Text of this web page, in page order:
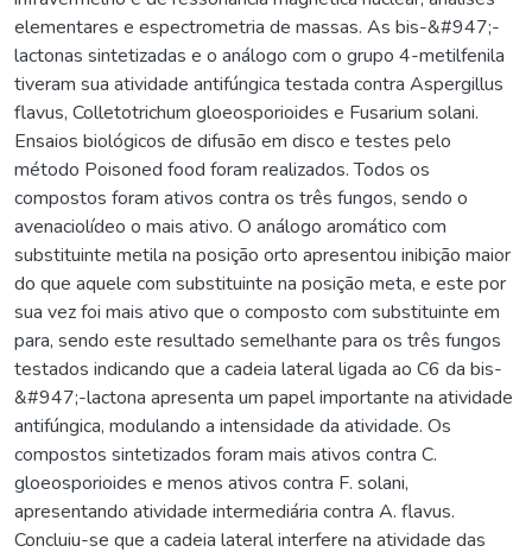
elementares e espectrometria de massas. As bis-&#947;-
lactonas sintetizadas e o análogo com o grupo 4-metilfenila
tiveram sua atividade antifúngica testada contra Aspergillus
flavus, Colletotrichum gloeosporioides e Fusarium solani.
Ensaios biológicos de difusão em disco e testes pelo
método Poisoned food foram realizados. Todos os
compostos foram ativos contra os três fungos, sendo o
avenaciolídeo o mais ativo. O análogo aromático com
substituinte metila na posição orto apresentou inibição maior
do que aquele com substituinte na posição meta, e este por
sua vez foi mais ativo que o composto com substituinte em
para, sendo este resultado semelhante para os três fungos
testados indicando que a cadeia lateral ligada ao C6 da bis-
&#947;-lactona apresenta um papel importante na atividade
antifúngica, modulando a intensidade da atividade. Os
compostos sintetizados foram mais ativos contra C.
gloeosporioides e menos ativos contra F. solani,
apresentando atividade intermediária contra A. flavus.
Concluiu-se que a cadeia lateral interfere na atividade das